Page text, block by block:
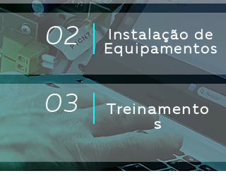
02
Instalação de
Equipamentos
03
Treinamento
s